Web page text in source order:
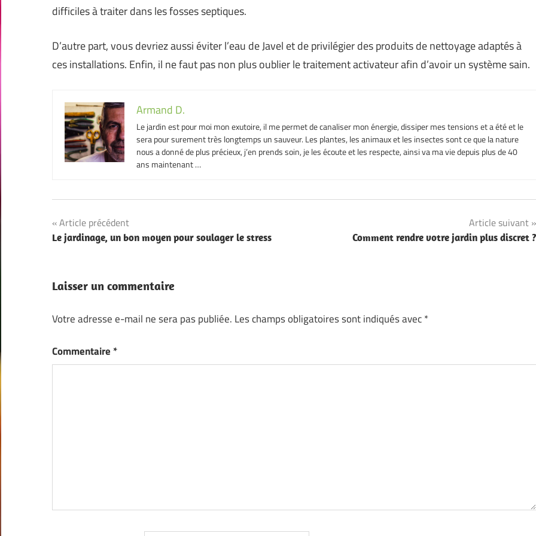
difficiles à traiter dans les fosses septiques.
D’autre part, vous devriez aussi éviter l’eau de Javel et de privilégier des produits de nettoyage adaptés à
ces installations. Enfin, il ne faut pas non plus oublier le traitement activateur afin d’avoir un système sain.
Armand D.
Le jardin est pour moi mon exutoire, il me permet de canaliser mon énergie, dissiper mes tensions et a été et le
sera pour surement très longtemps un sauveur. Les plantes, les animaux et les insectes sont ce que la nature
nous a donné de plus précieux, j’en prends soin, je les écoute et les respecte, ainsi va ma vie depuis plus de 40
ans maintenant …
Navigation
de
Article précédent
Le jardinage, un bon moyen pour soulager le stress
Article suivant
Comment rendre votre jardin plus discret ?
Laisser un commentaire
Votre adresse e-mail ne sera pas publiée. Les champs obligatoires sont indiqués avec*
Commentaire *